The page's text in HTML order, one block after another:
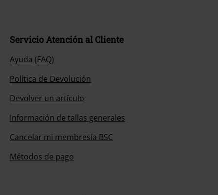
Servicio Atención al Cliente
Ayuda (FAQ)
Política de Devolución
Devolver un artículo
Información de tallas generales
Cancelar mi membresía BSC
Métodos de pago